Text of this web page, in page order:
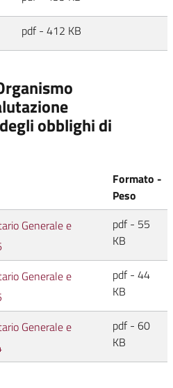
pdf - 412 KB
obblighi di
Formato -
Peso
Generale e
pdf - 55
KB
Generale e
pdf - 44
KB
Generale e
pdf - 60
KB